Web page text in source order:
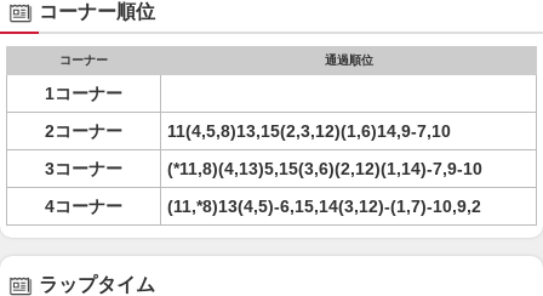
コーナー順位
コーナー 通過順位
1コーナー
2コーナー
11(4,5,8)13,15(2,3,12)(1,6)14,9-7,10
3コーナー
(*11,8)(4,13)5,15(3,6)(2,12)(1,14)-7,9-10
4コーナー
(11,*8)13(4,5)-6,15,14(3,12)-(1,7)-10,9,2
ラップタイム